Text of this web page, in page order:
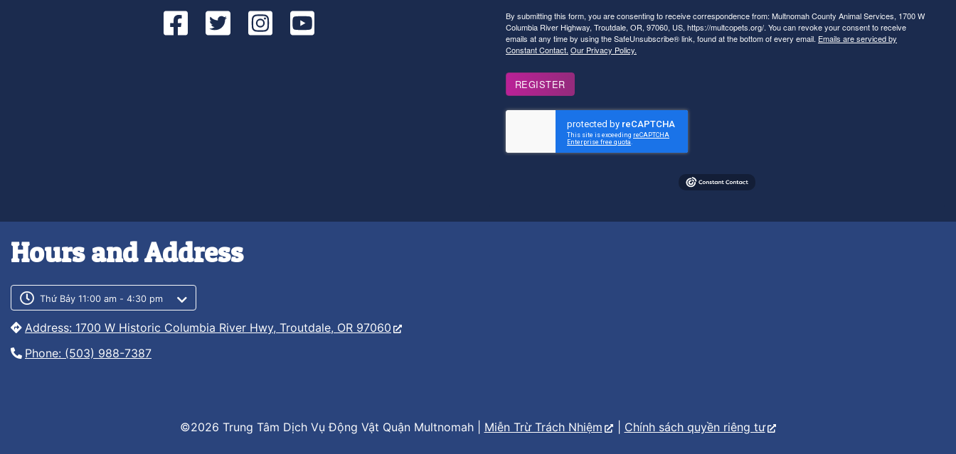
Facebook
TwitterInstagram
YouTube
By submitting this form, you are consenting to receive correspondence from: Multnomah County Animal Services, 1700 W
Columbia River Highway, Troutdale, OR, 97060, US, https://multcopets.org/. You can revoke your consent to receive
emails at any time by using the SafeUnsubscribe® link, found at the bottom of every email. Emails are serviced by
Constant Contact. Our Privacy Policy.
REGISTER
Hours and Address
Customer service phone number
Customer service weekly hours
Thứ Bảy 11:00 am - 4:30 pm
Address: 1700 W Historic Columbia River Hwy, Troutdale, OR 97060
Phone: (503) 988-7387
©2026 Trung Tâm Dịch Vụ Động Vật Quận Multnomah | Miễn Trừ Trách Nhiệm Chính sách quyền riêng tư